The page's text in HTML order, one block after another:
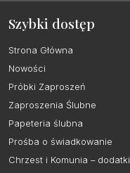
Szybki dostęp
Strona Główna
Nowości
Próbki Zaproszeń
Zaproszenia Ślubne
Papeteria ślubna
Prośba o świadkowanie
Chrzest i Komunia – dodatki